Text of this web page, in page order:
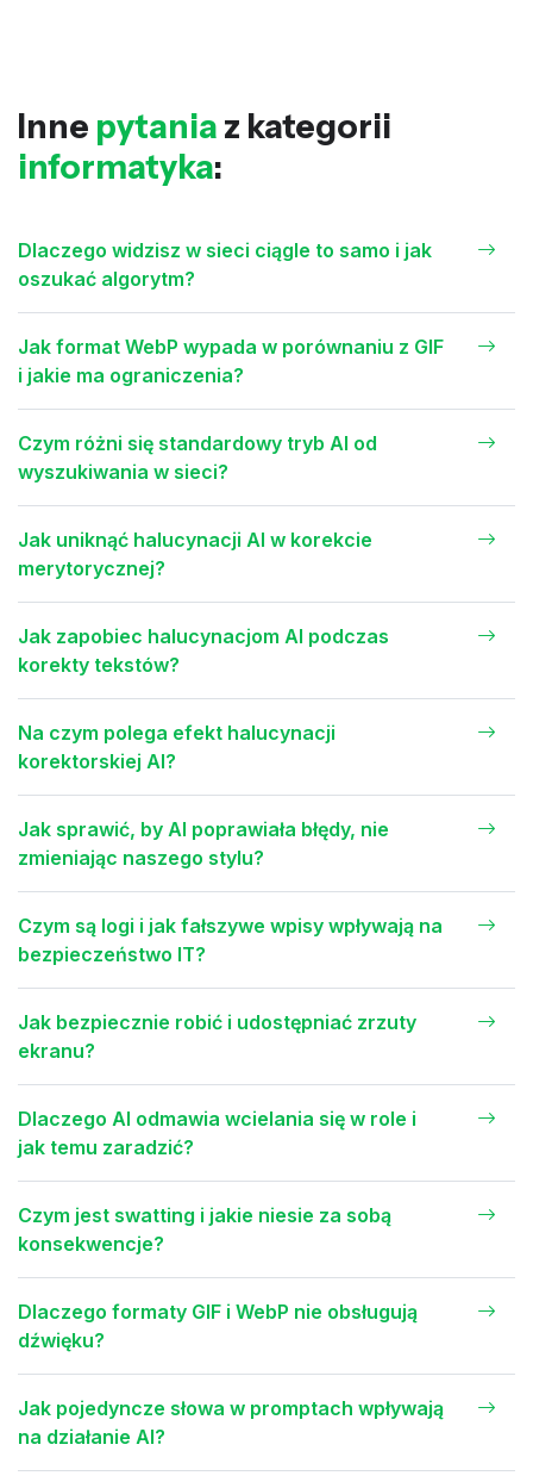
Inne pytania z kategorii
informatyka:
Dlaczego widzisz w sieci ciągle to samo i jak
oszukać algorytm?
Jak format WebP wypada w porównaniu z GIF
i jakie ma ograniczenia?
Czym różni się standardowy tryb AI od
wyszukiwania w sieci?
Jak uniknąć halucynacji AI w korekcie
merytorycznej?
Jak zapobiec halucynacjom AI podczas
korekty tekstów?
Na czym polega efekt halucynacji
korektorskiej AI?
Jak sprawić, by AI poprawiała błędy, nie
zmieniając naszego stylu?
Czym są logi i jak fałszywe wpisy wpływają na
bezpieczeństwo IT?
Jak bezpiecznie robić i udostępniać zrzuty
ekranu?
Dlaczego AI odmawia wcielania się w role i
jak temu zaradzić?
Czym jest swatting i jakie niesie za sobą
konsekwencje?
Dlaczego formaty GIF i WebP nie obsługują
dźwięku?
Jak pojedyncze słowa w promptach wpływają
na działanie AI?